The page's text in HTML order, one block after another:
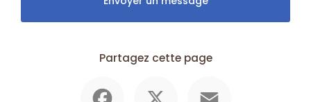
Partagez cette page